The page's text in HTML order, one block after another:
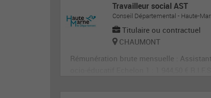
Travailleur social AST
Conseil Départemental - Haute-
Titulaire ou contractuel
CHAUMONT
Rémunération brute mensuelle :